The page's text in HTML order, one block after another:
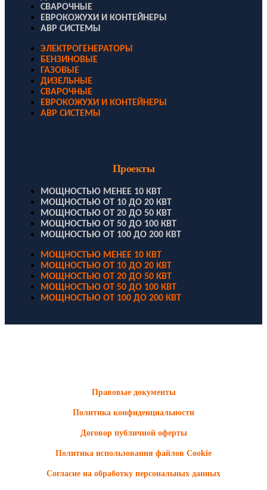
СВАРОЧНЫЕ
ЕВРОКОЖУХИ И КОНТЕЙНЕРЫ
АВР СИСТЕМЫ
ЭЛЕКТРОГЕНЕРАТОРЫ
БЕНЗИНОВЫЕ
ГАЗОВЫЕ
ДИЗЕЛЬНЫЕ
СВАРОЧНЫЕ
ЕВРОКОЖУХИ И КОНТЕЙНЕРЫ
АВР СИСТЕМЫ
Проекты
МОЩНОСТЬЮ МЕНЕЕ 10 КВТ
МОЩНОСТЬЮ ОТ 10 ДО 20 КВТ
МОЩНОСТЬЮ ОТ 20 ДО 50 КВТ
МОЩНОСТЬЮ ОТ 50 ДО 100 КВТ
МОЩНОСТЬЮ ОТ 100 ДО 200 КВТ
МОЩНОСТЬЮ МЕНЕЕ 10 КВТ
МОЩНОСТЬЮ ОТ 10 ДО 20 КВТ
МОЩНОСТЬЮ ОТ 20 ДО 50 КВТ
МОЩНОСТЬЮ ОТ 50 ДО 100 КВТ
МОЩНОСТЬЮ ОТ 100 ДО 200 КВТ
Правовые документы
Политика конфиденциальности
Договор публичной оферты
Политика использования файлов Cookie
Согласие на обработку персональных данных